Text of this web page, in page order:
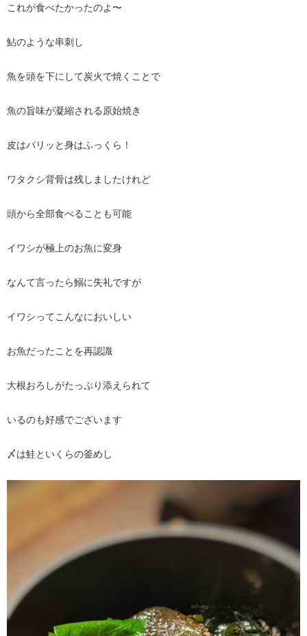
これが食べたかったのよ〜
鮎のような串刺し
魚を頭を下にして炭火で焼くことで
魚の旨味が凝縮される原始焼き
皮はパリッと身はふっくら！
ワタクシ背骨は残しましたけれど
頭から全部食べることも可能
イワシが極上のお魚に変身
なんて言ったら鰯に失礼ですが
イワシってこんなにおいしい
お魚だったことを再認識
大根おろしがたっぷり添えられて
いるのも好感でございます
〆は鮭といくらの釜めし